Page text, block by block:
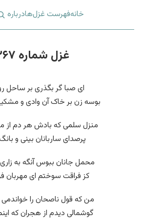
خانهفهرست غزل‌هادرباره
غزل شماره ۲۶۷
ای صبا گر بگذری بر ساحل
بوسه زن بر خاک آن وادی و
منزل سلمی که بادش هر دم از
پرصدای ساربانان بینی و
محمل جانان ببوس آنگه به
کز فراقت سوختم ای مهربان
من که قول ناصحان را
گوشمالی دیدم از هجران که